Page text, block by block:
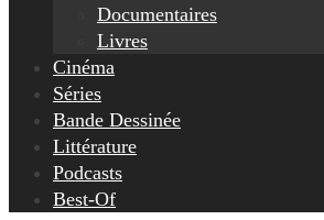
Documentaires
Livres
Cinéma
Séries
Bande Dessinée
Littérature
Podcasts
Best-Of